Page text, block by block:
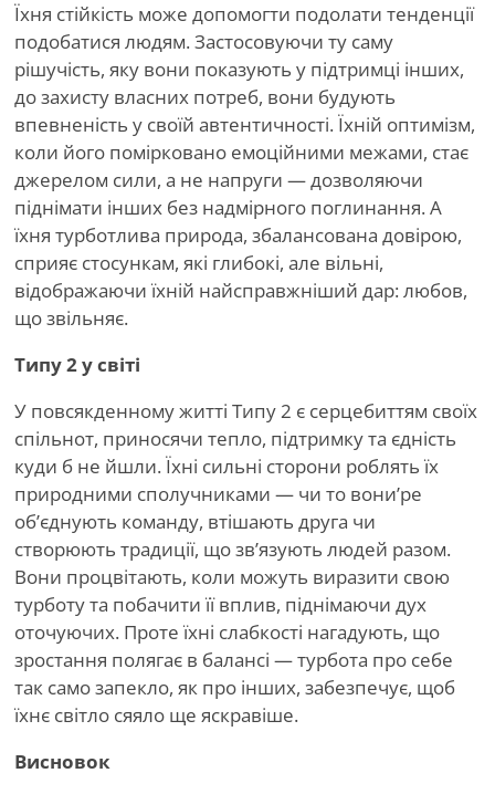
Їхня стійкість може допомогти подолати тенденції
подобатися людям. Застосовуючи ту саму
рішучість, яку вони показують у підтримці інших,
до захисту власних потреб, вони будують
впевненість у своїй автентичності. Їхній оптимізм,
коли його помірковано емоційними межами, стає
джерелом сили, а не напруги — дозволяючи
піднімати інших без надмірного поглинання. А
їхня турботлива природа, збалансована довірою,
сприяє стосункам, які глибокі, але вільні,
відображаючи їхній найсправжніший дар: любов,
що звільняє.
Типу 2 у світі
У повсякденному житті Типу 2 є серцебиттям своїх
спільнот, приносячи тепло, підтримку та єдність
куди б не йшли. Їхні сильні сторони роблять їх
природними сполучниками — чи то вони’ре
об’єднують команду, втішають друга чи
створюють традиції, що зв’язують людей разом.
Вони процвітають, коли можуть виразити свою
турботу та побачити її вплив, піднімаючи дух
оточуючих. Проте їхні слабкості нагадують, що
зростання полягає в балансі — турбота про себе
так само запекло, як про інших, забезпечує, щоб
їхнє світло сяяло ще яскравіше.
Висновок